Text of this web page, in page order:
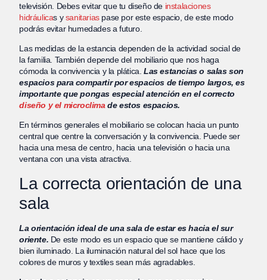
televisión. Debes evitar que tu diseño de instalaciones
hidráulicas ysanitariaspase por este espacio, de este modo
podrás evitar humedades a futuro.
Las medidas de la estancia dependen de la actividad social de
la familia. También depende del mobiliario que nos haga
cómoda la convivencia y la plática. Las estancias o salas son
espacios para compartir por espacios de tiempo largos, es
importante que pongas especial atención en el correcto
diseño y el microclima de estos espacios.
En términos generales el mobiliario se colocan hacia un punto
central que centre la conversación y la convivencia. Puede ser
hacia una mesa de centro, hacia una televisión o hacia una
ventana con una vista atractiva.
La correcta orientación de una
sala
La orientación ideal de una sala de estar es hacia el sur
oriente. De este modo es un espacio que se mantiene cálido y
bien iluminado. La iluminación natural del sol hace que los
colores de muros y textiles sean más agradables.